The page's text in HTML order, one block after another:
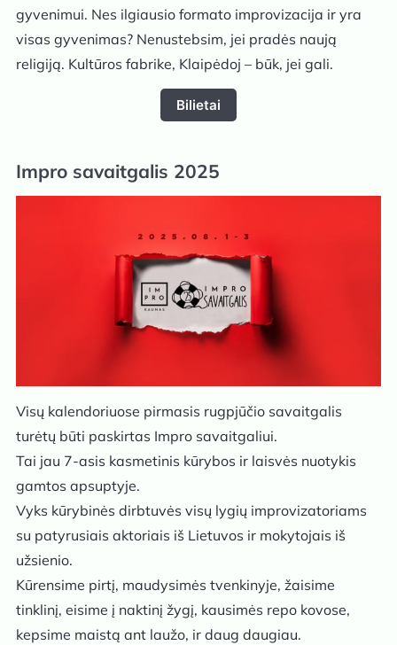
gyvenimui. Nes ilgiausio formato improvizacija ir yra
visas gyvenimas? Nenustebsim, jei pradės naują
religiją. Kultūros fabrike, Klaipėdoj – būk, jei gali.
Bilietai
Impro savaitgalis 2025
Visų kalendoriuose pirmasis rugpjūčio savaitgalis
turėtų būti paskirtas Impro savaitgaliui.
Tai jau 7-asis kasmetinis kūrybos ir laisvės nuotykis
gamtos apsuptyje.
Vyks kūrybinės dirbtuvės visų lygių improvizatoriams
su patyrusiais aktoriais iš Lietuvos ir mokytojais iš
užsienio.
Kūrensime pirtį, maudysimės tvenkinyje, žaisime
tinklinį, eisime į naktinį žygį, kausimės repo kovose,
kepsime maistą ant laužo, ir daug daugiau.